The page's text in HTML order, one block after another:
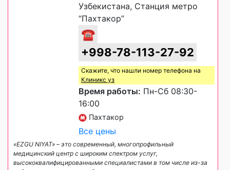
Узбекистана, Станция метро
“Пахтакор”
☎
+998-78-113-27-92
Скажите, что нашли номер телефона на
Клиникс уз
Время работы: Пн-Сб 08:30-
16:00
Пахтакор
Все цены
«EZGU NIYAT» – это современный, многопрофильный
медицинский центр с широким спектром услуг,
высококвалифицированными специалистами в том числе из-за